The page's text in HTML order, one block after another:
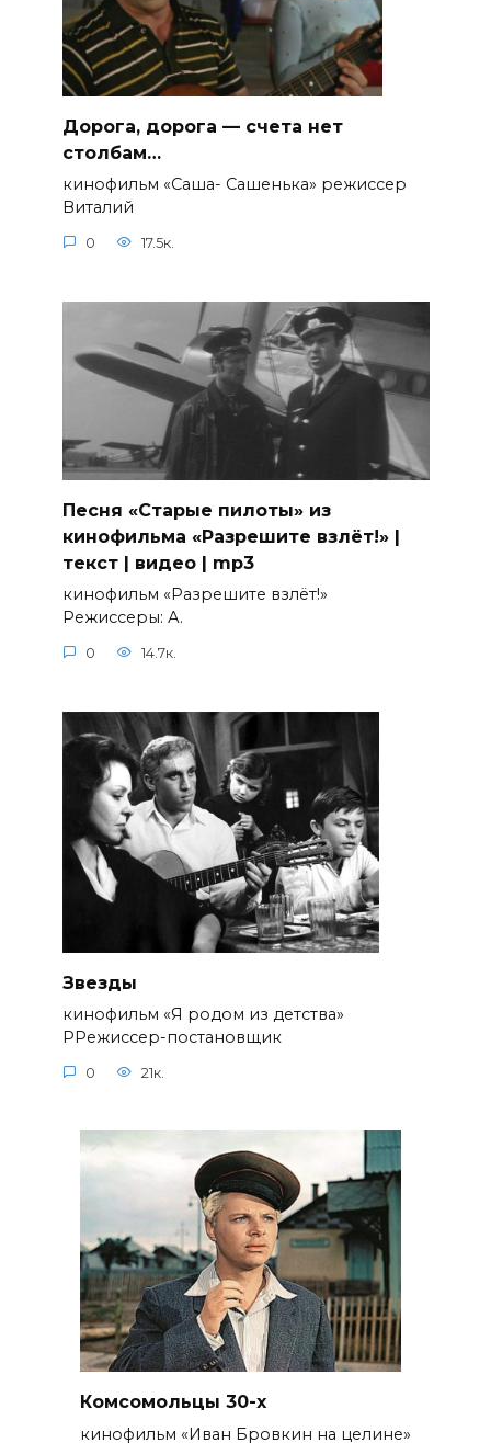
Дорога, дорога — счета нет
столбам…
кинофильм «Саша- Сашенька» режиссер
Виталий
0 17.5к.
Песня «Старые пилоты» из
кинофильма «Разрешите взлёт!» |
текст | видео | mp3
кинофильм «Разрешите взлёт!»
Режиссеры: А.
0 14.7к.
Звезды
кинофильм «Я родом из детства»
РРежиссер-постановщик
0 21к.
Комсомольцы 30-x
кинофильм «Иван Бровкин на целине»